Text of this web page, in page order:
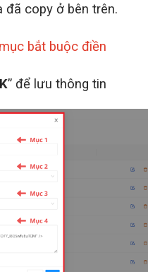
đã copy ở bên trên.
bắt buộc điền
” để lưu thông tin